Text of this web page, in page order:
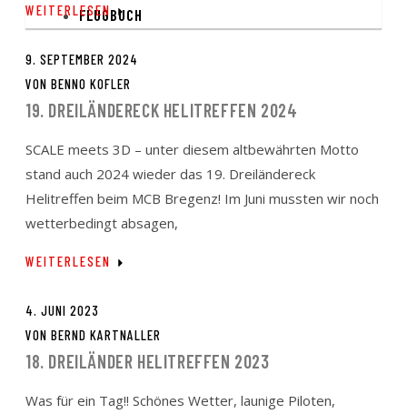
FLUGBUCH
WEITERLESEN
9. SEPTEMBER 2024
VON BENNO KOFLER
19. DREILÄNDERECK HELITREFFEN 2024
SCALE meets 3D – unter diesem altbewährten Motto
stand auch 2024 wieder das 19. Dreiländereck
Helitreffen beim MCB Bregenz! Im Juni mussten wir noch
wetterbedingt absagen,
WEITERLESEN
4. JUNI 2023
VON BERND KARTNALLER
18. DREILÄNDER HELITREFFEN 2023
Was für ein Tag!! Schönes Wetter, launige Piloten,